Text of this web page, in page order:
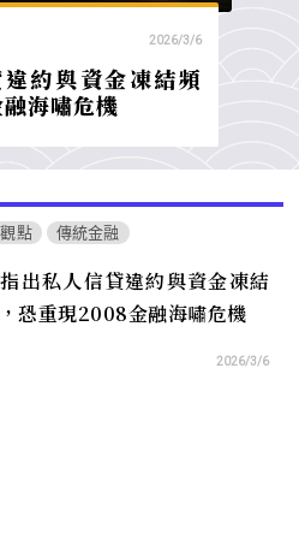
2026/3/6
約與資金凍結頻
海嘯危機
點 傳統金融
出私人信貸違約與資金凍結
恐重現2008金融海嘯危機
2026/3/6